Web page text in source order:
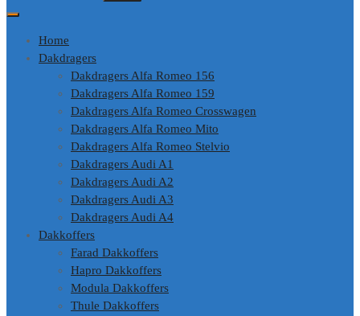
Home
Dakdragers
Dakdragers Alfa Romeo 156
Dakdragers Alfa Romeo 159
Dakdragers Alfa Romeo Crosswagen
Dakdragers Alfa Romeo Mito
Dakdragers Alfa Romeo Stelvio
Dakdragers Audi A1
Dakdragers Audi A2
Dakdragers Audi A3
Dakdragers Audi A4
Dakkoffers
Farad Dakkoffers
Hapro Dakkoffers
Modula Dakkoffers
Thule Dakkoffers